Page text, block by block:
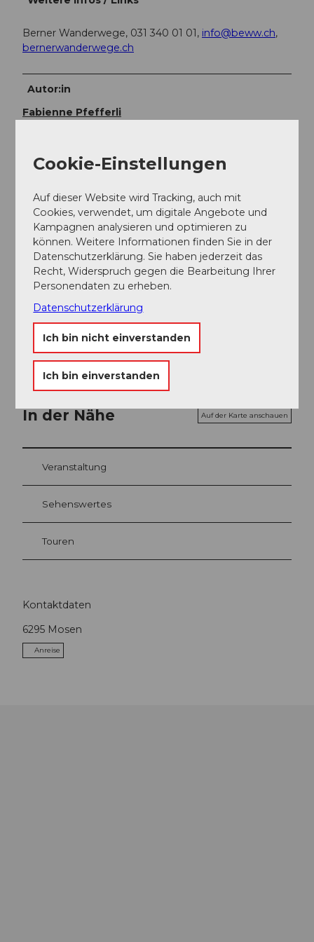
Berner Wanderwege, 031 340 01 01, info@beww.ch,
bernerwanderwege.ch
Autor:in
Fabienne Pfefferli
Berner Wanderwege
Unser Tipp
Startkaffee, gemeinsames Mittagessen im Restaurant.
Berner Wanderwege
In der Nähe Auf der Karte anschauen
Veranstaltung
Sehenswertes
Touren
Kontaktdaten
6295 Mosen
Anreise
Cookie-Einstellungen
Auf dieser Website wird Tracking, auch mit
Cookies, verwendet, um digitale Angebote und
Kampagnen analysieren und optimieren zu
können. Weitere Informationen finden Sie in der
Datenschutzerklärung. Sie haben jederzeit das
Recht, Widerspruch gegen die Bearbeitung Ihrer
Personendaten zu erheben.
Datenschutzerklärung
Ich bin nicht einverstanden
Ich bin einverstanden